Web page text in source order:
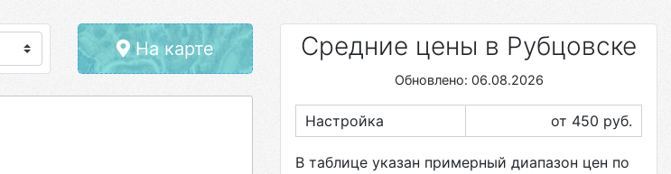
На карте Средние цены в Рубцовске
Обновлено: 06.08.2026
Настройка от 450 руб.
В таблице указан примерный диапазон цен по